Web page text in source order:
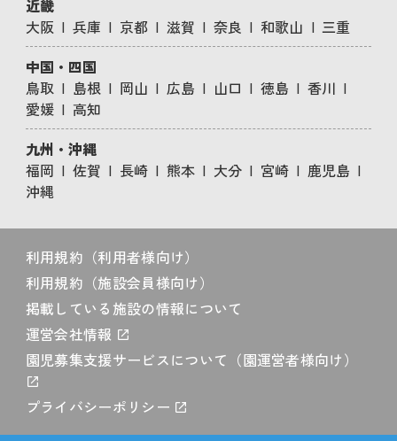
近畿
大阪
兵庫 京都 滋賀 奈良 和歌山
三重
中国・四国
鳥取
島根 岡山 広島 山口 徳島
香川
愛媛
高知
九州・沖縄
福岡
佐賀 長崎 熊本 大分 宮崎
鹿児島
沖縄
利用規約（利用者様向け）
利用規約（施設会員様向け）
掲載している施設の情報について
運営会社情報
園児募集支援サービスについて（園運営者様向け）
プライバシーポリシー